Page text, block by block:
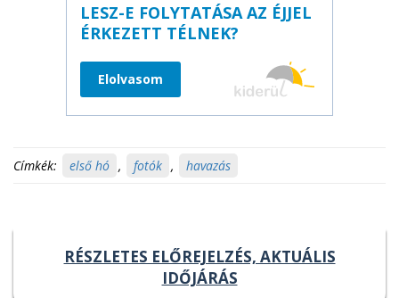
LESZ-E FOLYTATÁSA AZ ÉJJEL
ÉRKEZETT TÉLNEK?
Elolvasom
Címkék: első hó , fotók , havazás
RÉSZLETES ELŐREJELZÉS, AKTUÁLIS
IDŐJÁRÁS